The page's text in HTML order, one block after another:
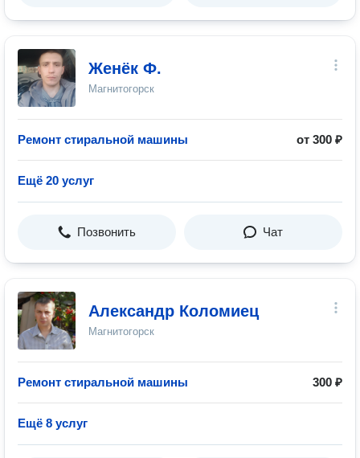
Женёк Ф.
Магнитогорск
Ремонт стиральной машины от 300 ₽
Ещё 20 услуг
Позвонить Чат
Александр Коломиец
Магнитогорск
Ремонт стиральной машины 300 ₽
Ещё 8 услуг